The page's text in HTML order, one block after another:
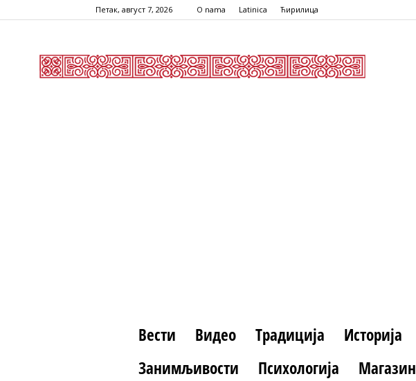
Петак, август 7, 2026 O nama Latinica Ћирилица
Вести Видео Традиција Историја
Занимљивости
Психологија Магазин